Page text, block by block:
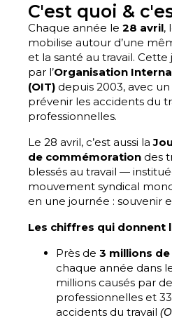
C'est quoi &
Chaque année le 28 avril,
mobilise autour d’une
et la santé au travail.
par l’Organisation
(OIT) depuis 2003, avec
prévenir les accidents du
professionnelles.
Le 28 avril, c’est aussi la
de commémoration des
blessés au travail —
mouvement syndical
en une journée : souvenir
Les chiffres qui donnent
Près de 3 millions
chaque année dans
millions causés par
professionnelles et
accidents du travail